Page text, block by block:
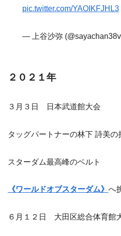
pic.twitter.com/YAOIKFJHL3
— 上谷沙弥
２０２１年
３月３日 日本武道館大会
タッグパートナーの林下 詩美の
スターダム最高峰のベルト
《ワールドオブスターダム》 へ
６月１２日 大田区総合体育館